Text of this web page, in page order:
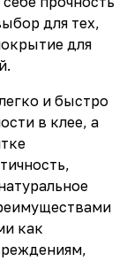
для тех,
для
и быстро
в клее, а
как